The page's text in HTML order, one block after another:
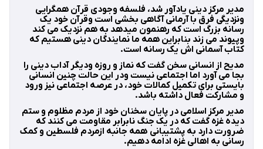
مدیر مرکز دینی یادآور شد، فلسفه وجودی قرآن همگرایی
ونزدیگی فرق با آرمانی آگاهی بخشی است وقرآن خود یک
رسانه بزرگ است که رهنمون میدهد به هم نزدیک می کند
وپیوند می زند بنابراین همه ما نمایندگان دینی هستیم که
کتاب آسمانی اش یک رسانه است.
مدیح از انسانی سخن گفت که نماز و روزه ودیگر آداب دینی را
بجا می آورد اما اجتماعی نیست ودر این حالت چنین انسانی
بایستی برای تکمیل کمالات خود، در عرصه اجتماعی نیز ورود
و مشارکت فعال داشته باشد.
مدیر مرکز اسلامی در پایان سخنان خود از مردم مظلوم و ستم
دیده غزه گفت که در یک جنگ نابرابر مقاومت می کنند که
ضرورت دارد به پشتیبانی همه جانبه ازمردم فلسطین و کمک
رسانی به اهالی غزه ادامه دهیم.